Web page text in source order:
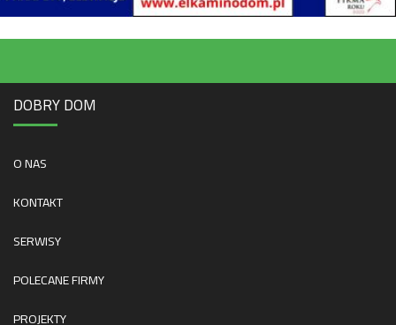
DOBRY DOM
O NAS
KONTAKT
SERWISY
POLECANE FIRMY
PROJEKTY